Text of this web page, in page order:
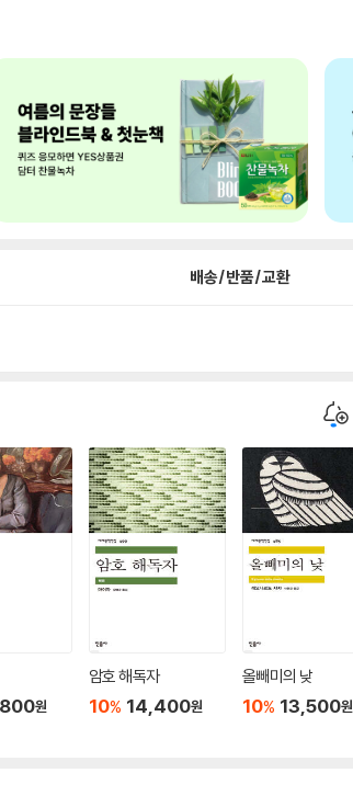
배송/반품/교환
원
암호 해독자
10% 14,400원
올빼미의 낮
10% 13,500원